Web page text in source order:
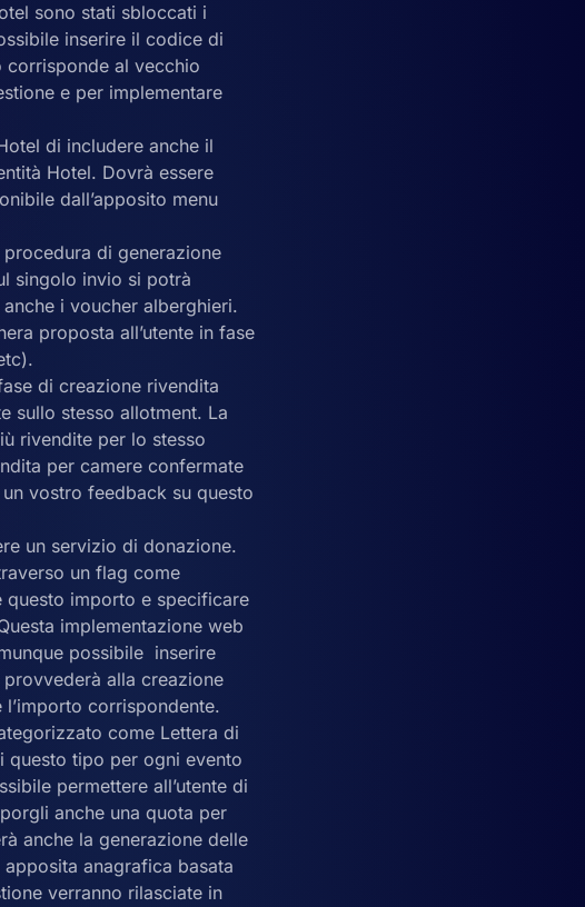
sono stati sbloccati i
inserire il codice di
al vecchio
e per implementare
di includere anche il
Hotel. Dovrà essere
dall’apposito menu
di generazione
singolo invio si potrà
i voucher alberghieri.
proposta all’utente in fase
di creazione rivendita
sullo stesso allotment. La
rivendite per lo stesso
per camere confermate
vostro feedback su questo
un servizio di donazione.
un flag come
questo importo e specificare
implementazione web
possibile inserire
alla creazione
corrispondente.
come Lettera di
questo tipo per ogni evento
permettere all’utente di
anche una quota per
anche la generazione delle
anagrafica basata
verranno rilasciate in